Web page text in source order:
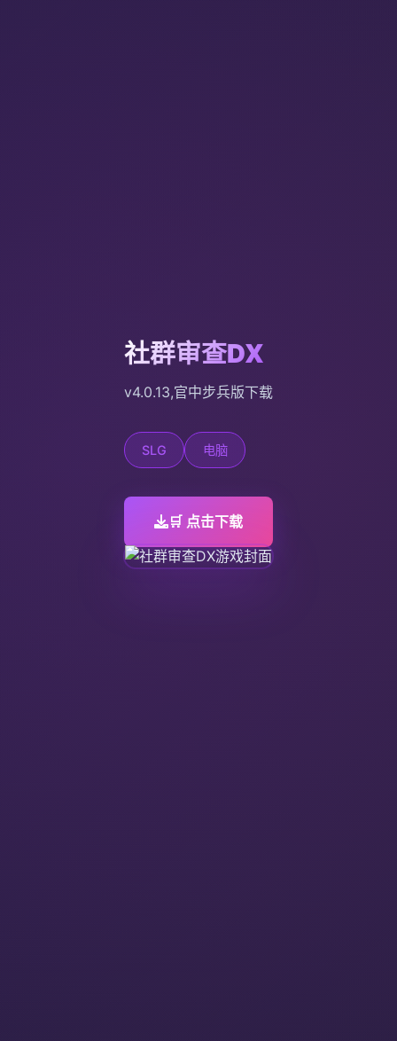
社群审查DX
v4.0.13,官中步兵版下载
SLG 电脑
🛒 点击下载